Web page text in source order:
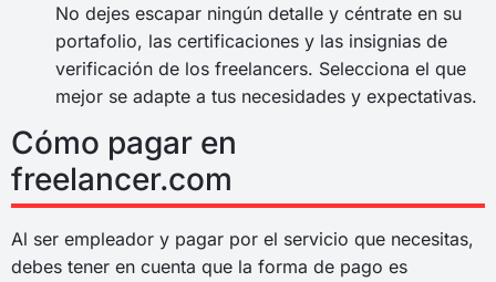
No dejes escapar ningún detalle y céntrate en su
portafolio, las certificaciones y las insignias de
verificación de los freelancers. Selecciona el que
mejor se adapte a tus necesidades y expectativas.
Cómo pagar en
freelancer.com
Al ser empleador y pagar por el servicio que necesitas,
debes tener en cuenta que la forma de pago es